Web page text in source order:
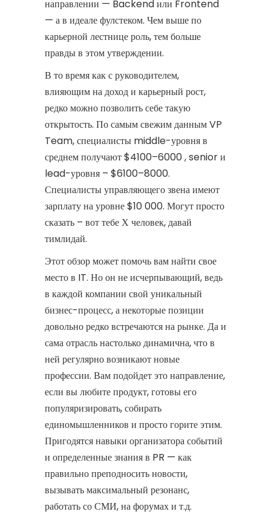
направлении — Backend или Frontend
— а в идеале фулстеком. Чем выше по
карьерной лестнице роль, тем больше
правды в этом утверждении.
В то время как с руководителем,
влияющим на доход и карьерный рост,
редко можно позволить себе такую
открытость. По самым свежим данным VP
Team, специалисты middle-уровня в
среднем получают $4100–6000 , senior и
lead-уровня – $6100–8000.
Специалисты управляющего звена имеют
зарплату на уровне $10 000. Могут просто
сказать – вот тебе Х человек, давай
тимлидай.
Этот обзор может помочь вам найти свое
место в IT. Но он не исчерпывающий, ведь
в каждой компании свой уникальный
бизнес-процесс, а некоторые позиции
довольно редко встречаются на рынке. Да и
сама отрасль настолько динамична, что в
ней регулярно возникают новые
профессии. Вам подойдет это направление,
если вы любите продукт, готовы его
популяризировать, собирать
единомышленников и просто горите этим.
Пригодятся навыки организатора событий
и определенные знания в PR — как
правильно преподносить новости,
вызывать максимальный резонанс,
работать со СМИ, на форумах и т.д.